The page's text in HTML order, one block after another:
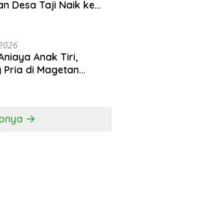
Desa Taji Naik ke
Anak Tiri,
Pria di Magetan